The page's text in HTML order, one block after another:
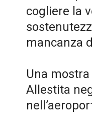
cogliere la
mancanza
Una
Allestita